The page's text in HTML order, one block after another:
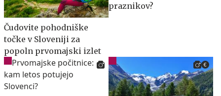
Čudovite pohodniške
točke v Sloveniji za
popoln prvomajski izlet
praznikov?